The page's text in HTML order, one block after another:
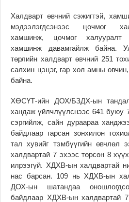
Халдварт өвчний сэжигтэй,
мэдээлэгдсэнээс цочмог
хамшинж, цочмог халууралт
хамшинж давамгайлж байна.
төрлийн халдварт өвчний 251
салхин цэцэг, гар хөл амны
байна.
ХӨСҮТ-ийн ДОХ/БЗДХ-ын
хандаж үйлчлүүлснээс 641 буюу
сэргийлж, сайн дураараа
байдлаар гарсан зонхилон
тал хувийг тэмбүүгийн өвчлөл
халдвартай 7 эхээс төрсөн 8
илрээгүй. ХДХВ-ын халдвартай
нас барсан. 109 нь ХДХВ-ын
ДОХ-ын шатандаа
байдлаар ХДХВ-ын халдвартай